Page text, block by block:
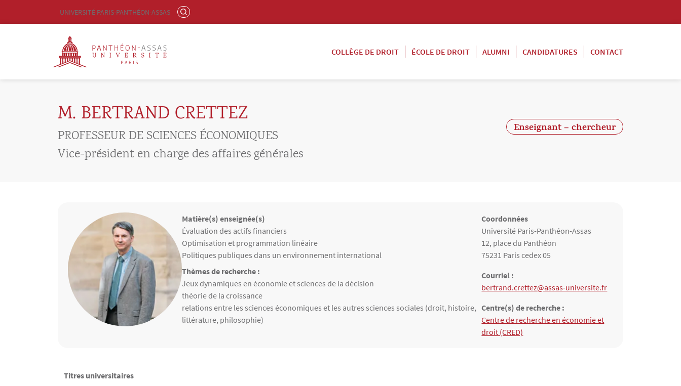
Menu liste site Custom EN
UNIVERSITÉ PARIS-PANTHÉON-ASSAS RECHERCHER
Logo
COLLÈGE DE DROIT
ÉCOLE DE DROIT ALUMNI CANDIDATURES CONTACT
M. BERTRAND CRETTEZ
PROFESSEUR DE SCIENCES ÉCONOMIQUES
Vice-président en charge des affaires générales
Enseignant – chercheur
Matière(s) enseignée(s)
Matières enseignées
Évaluation des actifs financiers
Optimisation et programmation linéaire
Politiques publiques dans un environnement international
Thèmes de recherche :
Thèmes de recherche
Jeux dynamiques en économie et sciences de la décision
théorie de la croissance
relations entre les sciences économiques et les autres sciences sociales (droit, histoire,
littérature, philosophie)
Coordonnées
Université Paris-Panthéon-Assas
12, place du Panthéon
75231 Paris cedex 05
Courriel :
bertrand.crettez@assas-universite.fr
Centre(s) de recherche :
Structure(s) de rattachement
Centre de recherche en économie et
droit (CRED)
Contenu
Texte
Titres universitaires